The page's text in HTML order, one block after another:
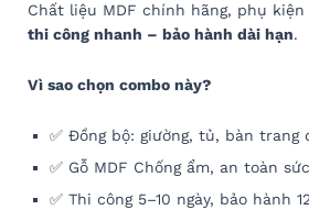
Chất liệu MDF chính hãng, phụ
thi công nhanh – bảo hành dài hạn.
Vì sao chọn combo này?
✅ Đồng bộ: giường, tủ, bàn trang
✅ Gỗ MDF Chống ẩm, an toàn
✅ Thi công 5–10 ngày, bảo hành